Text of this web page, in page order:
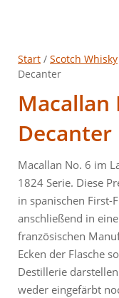
Start / Scotch Whisky
Decanter
Macallan
Decanter
Macallan No. 6 im
1824 Serie. Diese
in spanischen First-
anschließend in
französischen
Ecken der Flasche
Destillerie
weder eingefärbt